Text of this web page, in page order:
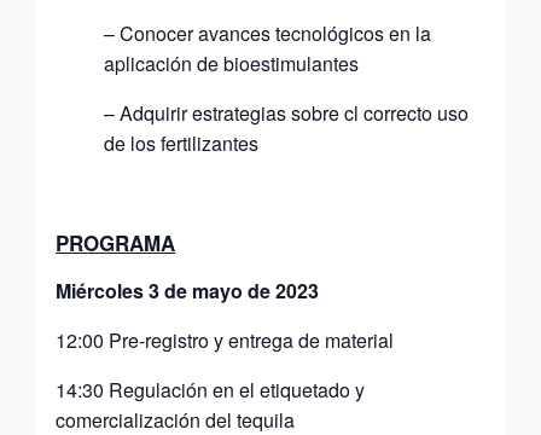
– Conocer avances tecnológicos en la
aplicación de bioestimulantes
– Adquirir estrategias sobre cl correcto uso
de los fertilizantes
PROGRAMA
Miércoles 3 de mayo de 2023
12:00 Pre-registro y entrega de material
14:30 Regulación en el etiquetado y
comercialización del tequila